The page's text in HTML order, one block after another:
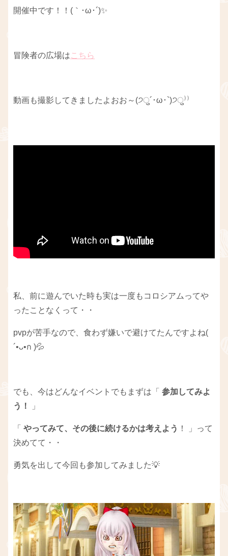
開催中です！！(｀･ω･´)✨
冒険者の広場はこちら
動画も撮影してきましたよおお～(੭ु´･ω･`)੭ु⁾⁾
私、前に遊んでいた時も実は一度もコロシアムってや
ったことなくって・・
pvpが苦手なので、食わず嫌いで避けてたんですよね(
´•ᴗ•ก )💦
でも、今はどんなイベントでもまずは「 参加してみよ
う！
」
「 やってみて、その後に続けるかは考えよう ！ 」って
決めてて・・
勇気を出して今回も参加してみました💡